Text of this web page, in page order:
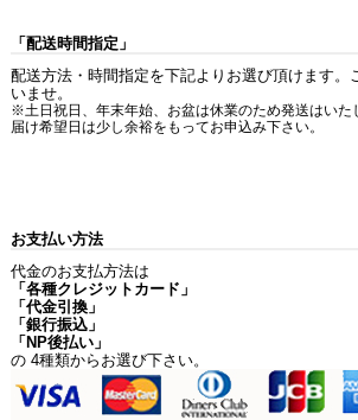
「配送時間指定」
配送方法・時間指定を下記よりお選び頂けます。
いませ。
※土日祝日、年末年始、お盆は休業のため発送はいた
届け希望日は少し余裕をもってお申込み下さい。
お支払い方法
代金のお支払方法は
「各種クレジットカード」
「代金引換」
「銀行振込」
「NP後払い」
の 4種類からお選び下さい。